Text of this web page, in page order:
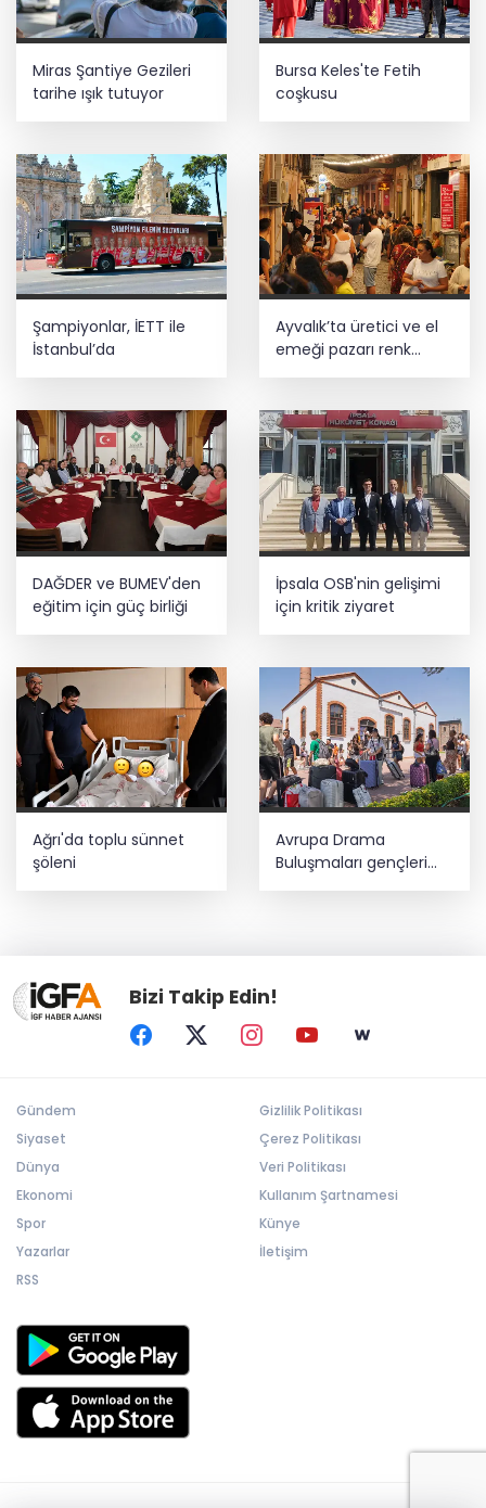
Miras Şantiye Gezileri
tarihe ışık tutuyor
Bursa Keles'te Fetih
coşkusu
Şampiyonlar, İETT ile
İstanbul’da
Ayvalık’ta üretici ve el
emeği pazarı renk
katıyor
DAĞDER ve BUMEV'den
eğitim için güç birliği
İpsala OSB'nin gelişimi
için kritik ziyaret
Ağrı'da toplu sünnet
şöleni
Avrupa Drama
Buluşmaları gençleri
Bizi Takip Edin!
Gündem
Siyaset
Dünya
Ekonomi
Spor
Yazarlar
RSS
Gizlilik Politikası
Çerez Politikası
Veri Politikası
Kullanım Şartnamesi
Künye
İletişim